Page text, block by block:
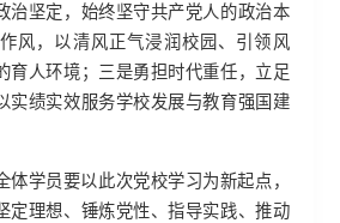
治坚定，始终坚守共产党人的政治本
风，以清风正气浸润校园、引领风
育人环境；三是勇担时代重任，立足
实绩实效服务学校发展与教育强国建
体学员要以此次党校学习为新起点，
定理想、锤炼党性、指导实践、推动